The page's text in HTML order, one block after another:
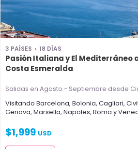
3 PAÍSES 18 DÍAS
Pasión Italiana y El Mediterráneo
Costa Esmeralda
Salidas en Agosto - Septiembre desde
Visitando Barcelona, Bolonia, Cagliari,
Genova, Marsella, Napoles, Roma y
$1,999 USD